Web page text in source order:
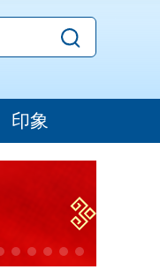
印象